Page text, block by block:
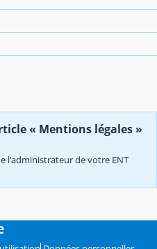
« Mentions légales »
l'administrateur de votre ENT